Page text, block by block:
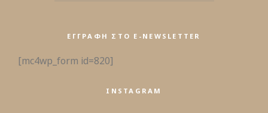
ΕΓΓΡΑΦΉ ΣΤΟ E-NEWSLETTER
[mc4wp_form id=820]
INSTAGRAM